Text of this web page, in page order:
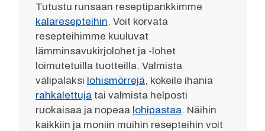
Tutustu runsaan reseptipankkimme
kalaresepteihin. Voit korvata
resepteihimme kuuluvat
lämminsavukirjolohet ja -lohet
loimutetuilla tuotteilla. Valmista
välipalaksi lohismörrejä, kokeile ihania
rahkalettuja tai valmista helposti
ruokaisaa ja nopeaa lohipastaa. Näihin
kaikkiin ja moniin muihin resepteihin voit